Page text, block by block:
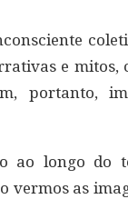
e mitos,
portanto,
ao longo do
vermos as